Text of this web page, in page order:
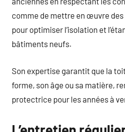
comme de mettre en œuvre
pour optimiser l’isolation et
bâtiments neufs.
Son expertise garantit que la
forme, son âge ou sa matière,
protectrice pour les années à